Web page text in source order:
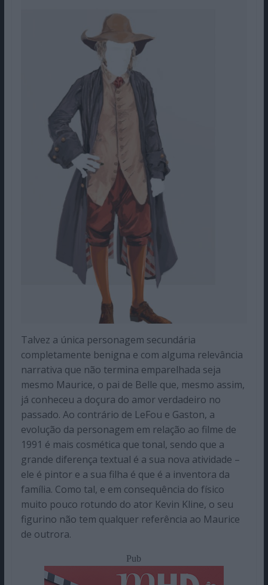
Talvez a única personagem secundária
completamente benigna e com alguma relevância
narrativa que não termina emparelhada seja
mesmo Maurice, o pai de Belle que, mesmo assim,
já conheceu a doçura do amor verdadeiro no
passado. Ao contrário de LeFou e Gaston, a
evolução da personagem em relação ao filme de
1991 é mais cosmética que tonal, sendo que a
grande diferença textual é a sua nova atividade –
ele é pintor e a sua filha é que é a inventora da
família. Como tal, e em consequência do físico
muito pouco rotundo do ator Kevin Kline, o seu
figurino não tem qualquer referência ao Maurice
de outrora.
Pub